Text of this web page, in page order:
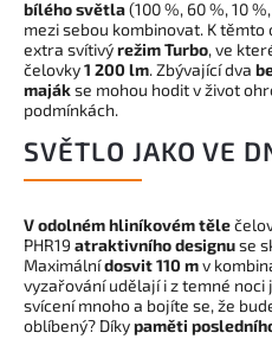
bílého světla(100 %, 60 %, 10
mezi sebou kombinovat. K
extra svítivýrežim Turbo, ve
čelovky1 200 lm. Zbývající dva
majákse mohou hodit v život
podmínkách.
SVĚTLO JAKO VE
V odolném hliníkovém těle
PHR19 atraktivního designuse
Maximálnídosvit 110 mv
vyzařování udělají i z temné noci
svícení mnoho a bojíte se, že
oblíbený? Díkypaměti